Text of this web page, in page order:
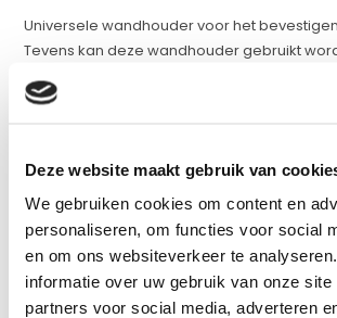
Deze website maakt gebruik van
We gebruiken cookies om content en
personaliseren, om functies voor social
en om ons websiteverkeer te
informatie over uw gebruik van onze site
partners voor social media, adverteren
Universele wandhouder voor het
Tevens kan deze wandhouder gebruikt
adapter voor bouwlasers....
werkdagen voor 17:00 uur besteld =
verzonden
Vergelijk